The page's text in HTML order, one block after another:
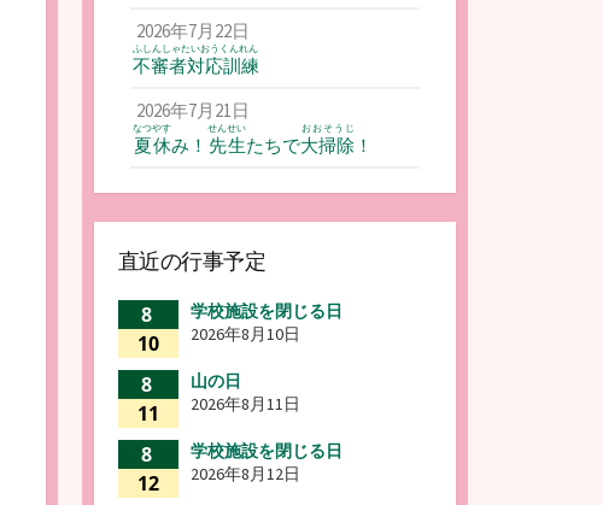
2026年7月22日
不審者対応訓練
ふしんしゃたいおうくんれん
2026年7月21日
夏休
なつやす
み！ 先生
せんせい
たちで大掃除
おおそうじ
！
直近の行事予定
8
10
学校施設を閉じる日
2026年8月10日
8
11
山の日
2026年8月11日
8
12
学校施設を閉じる日
2026年8月12日